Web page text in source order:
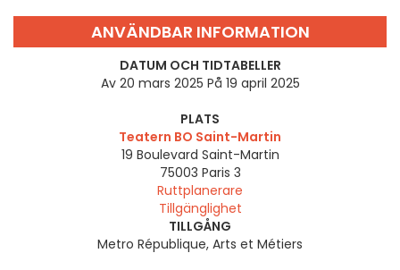
ANVÄNDBAR INFORMATION
DATUM OCH TIDTABELLER
Av 20 mars 2025 På 19 april 2025
PLATS
Teatern BO Saint-Martin
19 Boulevard Saint-Martin
75003 Paris 3
Ruttplanerare
Tillgänglighet
TILLGÅNG
Metro République, Arts et Métiers